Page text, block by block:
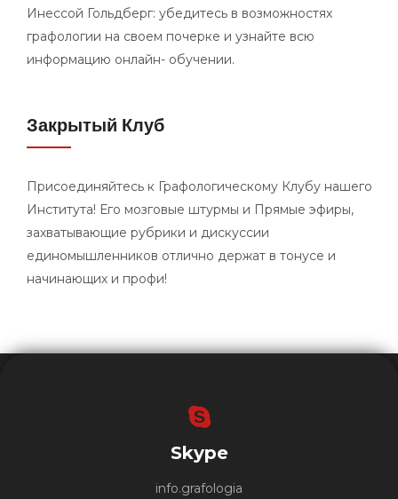
Инессой Гольдберг: убедитесь в возможностях
графологии на своем почерке и узнайте всю
информацию онлайн- обучении.
Закрытый Клуб
Присоединяйтесь к Графологическому Клубу нашего
Института! Его мозговые штурмы и Прямые эфиры,
захватывающие рубрики и дискуссии
единомышленников отлично держат в тонусе и
начинающих и профи!
Skype
info.grafologia